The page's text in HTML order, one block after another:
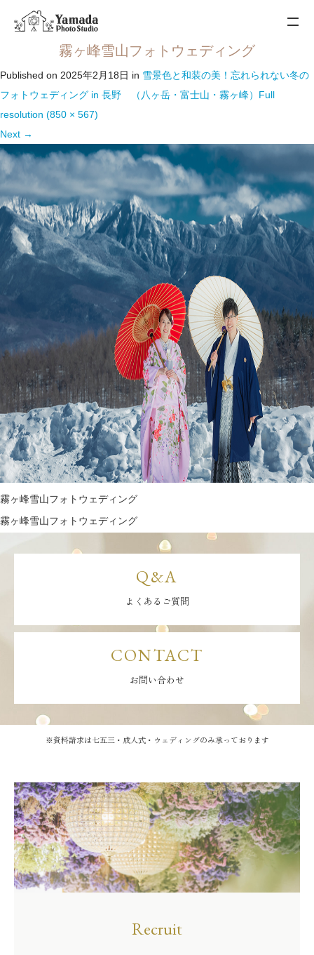
霧ヶ峰雪山フォトウェディング
Published on 2025年2月18日 in 雪景色と和装の美！忘れられない冬の
フォトウェディング in 長野 （八ヶ岳・富士山・霧ヶ峰） Full
resolution (850 × 567)
Next →
霧ヶ峰雪山フォトウェディング
霧ヶ峰雪山フォトウェディング
Q&A
よくあるご質問
CONTACT
お問い合わせ
※資料請求は七五三・成人式・ウェディングのみ承っております
Recruit